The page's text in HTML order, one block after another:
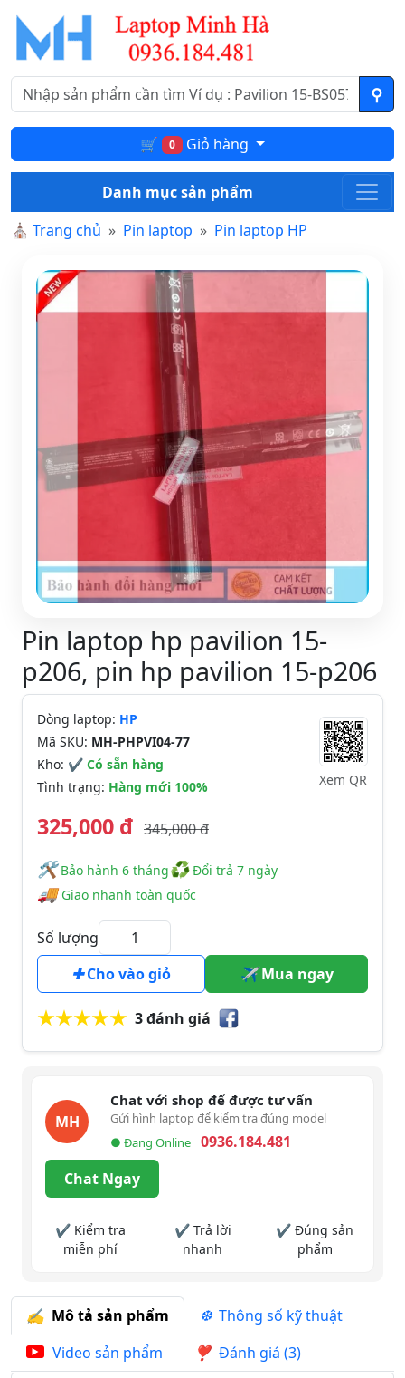
🛒 0 Giỏ hàng
Danh mục sản phẩm
⛪ Trang chủ Pin laptop Pin laptop HP
Pin laptop hp pavilion 15-
p206, pin hp pavilion 15-p206
Dòng laptop: HP
Mã SKU: MH-PHPVI04-77
Kho: ✔ Có sẵn hàng
Tình trạng: Hàng mới 100% Xem QR
325,000 đ 345,000 đ
🛠️️ Bảo hành 6 tháng♻Đổi trả 7 ngày
🚚Giao nhanh toàn quốc
Số lượng
Cho vào giỏ
Mua ngay
3 đánh giá
MH
Chat với shop để được tư vấn
Gửi hình laptop để kiểm tra đúng model
● Đang Online
0936.184.481
Chat Ngay
✔ Kiểm tra
miễn phí
✔ Trả lời
nhanh
✔ Đúng sản
phẩm
Mô tả sản phẩm
Thông số kỹ thuật
Video sản phẩm
Đánh giá (3)